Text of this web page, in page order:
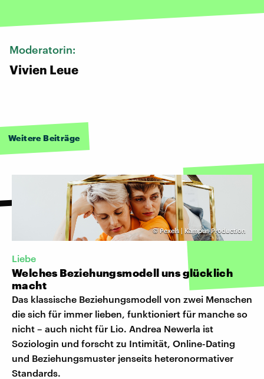
Moderatorin:
Vivien Leue
Weitere Beiträge
©Pexels | Kampus Production
Liebe
Welches Beziehungsmodell uns glücklich
macht
Das klassische Beziehungsmodell von zwei Menschen
die sich für immer lieben, funktioniert für manche so
nicht – auch nicht für Lio. Andrea Newerla ist
Soziologin und forscht zu Intimität, Online-Dating
und Beziehungsmuster jenseits heteronormativer
Standards.